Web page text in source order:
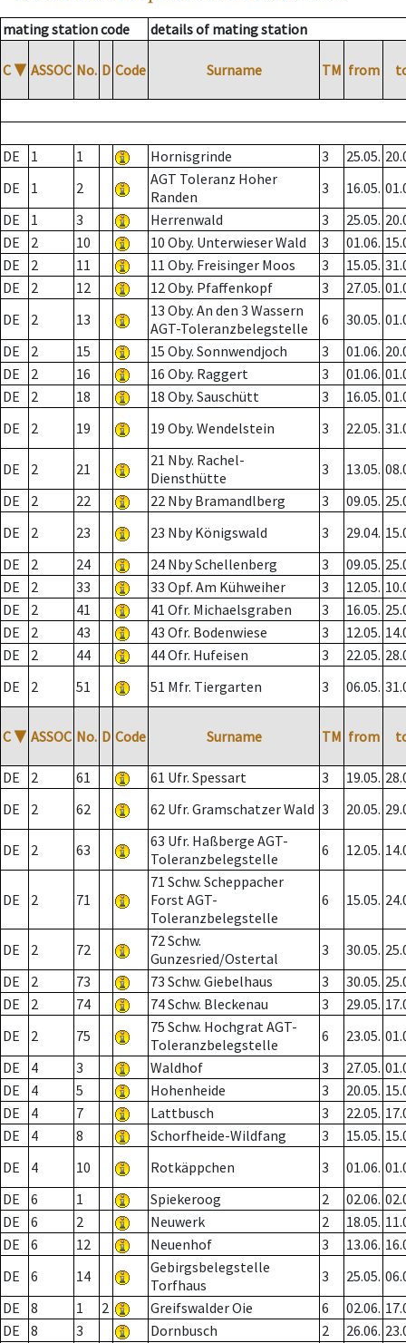
mating station code details of mating station
C ▼ ASSOC No. D Code Surname TM from
DE 1 1 Hornisgrinde 3 25.05.
DE
1 2
AGT Toleranz Hoher
Randen
3 16.05.
DE
1 3 Herrenwald 3 25.05.
DE
2 10 10 Oby. Unterwieser Wald 3 01.06.
DE
2 11 11 Oby. Freisinger Moos 3 15.05.
DE
2 12 12 Oby. Pfaffenkopf 3 27.05.
DE
2 13
13 Oby. An den 3 Wassern
AGT-Toleranzbelegstelle
6 30.05.
DE
2 15 15 Oby. Sonnwendjoch 3 01.06.
DE
2 16 16 Oby. Raggert 3 01.06.
DE
2 18 18 Oby. Sauschütt 3 16.05.
DE
2 19 19 Oby. Wendelstein 3 22.05.
DE 2 21
21 Nby. Rachel-
Diensthütte
3 13.05.
DE
2 22 22 Nby Bramandlberg 3 09.05.
DE
2 23 23 Nby Königswald 3 29.04.
DE
2 24 24 Nby Schellenberg 3 09.05.
DE
2 33 33 Opf. Am Kühweiher 3 12.05.
DE
2 41 41 Ofr. Michaelsgraben 3 16.05.
DE
2 43 43 Ofr. Bodenwiese 3 12.05.
DE
2 44 44 Ofr. Hufeisen 3 22.05.
DE
2 51 51 Mfr. Tiergarten 3 06.05.
C ▼ ASSOC No. D Code Surname TM from
DE 2 61 61 Ufr. Spessart 3 19.05.
DE
2 62 62 Ufr. Gramschatzer Wald 3 20.05.
DE 2 63
63 Ufr. Haßberge AGT-
Toleranzbelegstelle
6 12.05.
DE 2 71
71 Schw. Scheppacher
Forst AGT-
Toleranzbelegstelle
6 15.05.
DE 2 72
72 Schw.
Gunzesried/Ostertal
3 30.05.
DE
2 73 73 Schw. Giebelhaus 3 30.05.
DE
2 74 74 Schw. Bleckenau 3 29.05.
DE
2 75
75 Schw. Hochgrat AGT-
Toleranzbelegstelle
6 23.05.
DE
4 3 Waldhof 3 27.05.
DE
4 5 Hohenheide 3 20.05.
DE
4 7 Lattbusch 3 22.05.
DE
4 8 Schorfheide-Wildfang 3 15.05.
DE
4 10 Rotkäppchen 3 01.06.
DE
6 1 Spiekeroog 2 02.06.
DE
6 2 Neuwerk 2 18.05.
DE
6 12 Neuenhof 3 13.06.
DE
6 14
Gebirgsbelegstelle
Torfhaus
3 25.05.
DE
8 1 2 Greifswalder Oie 6 02.06.
DE
8 3 Dornbusch 2 26.06.